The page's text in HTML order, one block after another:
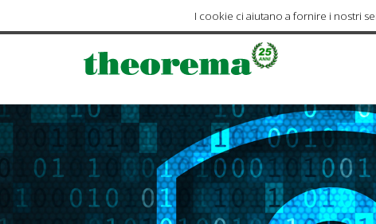
I cookie ci aiutano a fornire i nostri